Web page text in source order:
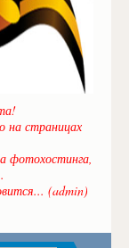
на страницах
фотохостинга,
(admin)